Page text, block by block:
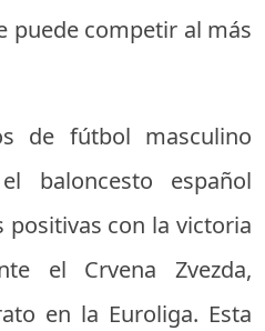
puede competir al más
de fútbol masculino
baloncesto español
con la victoria
el Crvena Zvezda,
en la Euroliga. Esta